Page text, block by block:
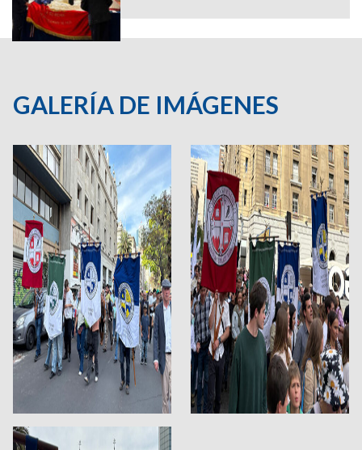
GALERÍA DE IMÁGENES